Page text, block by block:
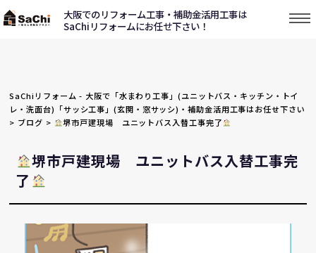
大阪でのリフォーム工事・補助金活用工事は
SaChiリフォームにお任せ下さい！
SaChiリフォーム - 大阪で「水まわり工事」(ユニットバス・キッチン・トイ
レ・洗面台)「サッシ工事」(玄関・窓サッシ)・補助金活用工事はお任せ下さい
> ブログ > 堺市戸建現場 ユニットバス入替工事完了
堺市戸建現場 ユニットバス入替工事完
了